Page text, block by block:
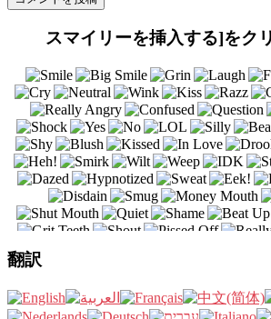
スマイリーを挿入する]をク
翻訳